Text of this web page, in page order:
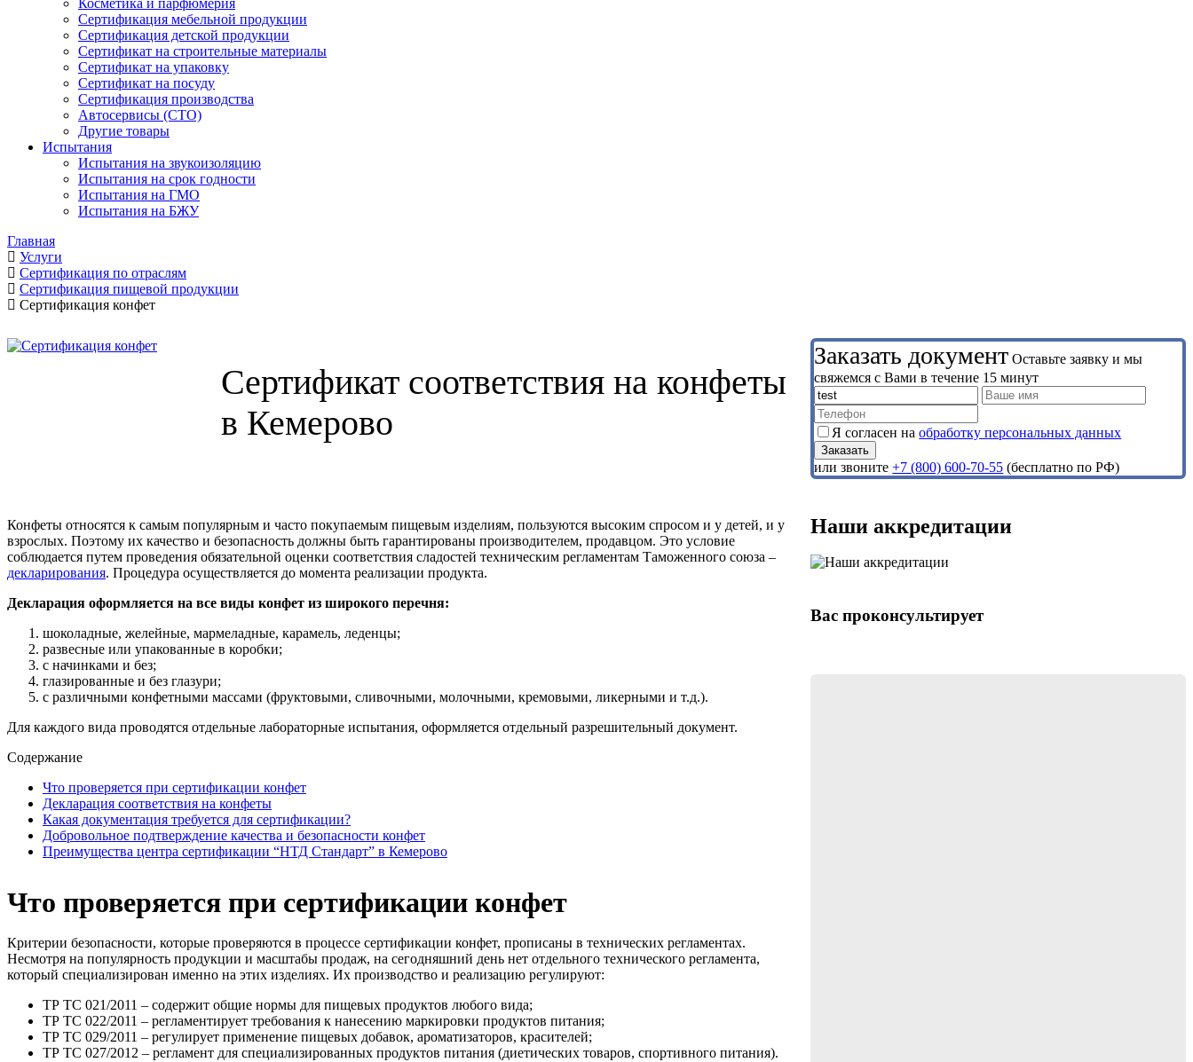
Косметика и парфюмерия
Сертификация мебельной продукции
Сертификация детской продукции
Сертификат на строительные материалы
Сертификат на упаковку
Сертификат на посуду
Сертификация производства
Автосервисы (СТО)
Другие товары
Испытания
Испытания на звукоизоляцию
Испытания на срок годности
Испытания на ГМО
Испытания на БЖУ
Главная
Услуги
Сертификация по отраслям
Сертификация пищевой продукции
Сертификация конфет
Сертификат соответствия на конфеты
в Кемерово
Конфеты относятся к самым популярным и часто покупаемым пищевым изделиям, пользуются высоким спросом и у детей, и у
взрослых. Поэтому их качество и безопасность должны быть гарантированы производителем, продавцом. Это условие
соблюдается путем проведения обязательной оценки соответствия сладостей техническим регламентам Таможенного союза –
декларирования. Процедура осуществляется до момента реализации продукта.
Декларация оформляется на все виды конфет из широкого перечня:
шоколадные, желейные, мармеладные, карамель, леденцы;
развесные или упакованные в коробки;
с начинками и без;
глазированные и без глазури;
с различными конфетными массами (фруктовыми, сливочными, молочными, кремовыми, ликерными и т.д.).
Для каждого вида проводятся отдельные лабораторные испытания, оформляется отдельный разрешительный документ.
Содержание
Что проверяется при сертификации конфет
Декларация соответствия на конфеты
Какая документация требуется для сертификации?
Добровольное подтверждение качества и безопасности конфет
Преимущества центра сертификации “НТД Стандарт” в Кемерово
Что проверяется при сертификации конфет
Критерии безопасности, которые проверяются в процессе сертификации конфет, прописаны в технических регламентах.
Несмотря на популярность продукции и масштабы продаж, на сегодняшний день нет отдельного технического регламента,
который специализирован именно на этих изделиях. Их производство и реализацию регулируют:
ТР ТС 021/2011 – содержит общие нормы для пищевых продуктов любого вида;
ТР ТС 022/2011 – регламентирует требования к нанесению маркировки продуктов питания;
ТР ТС 029/2011 – регулирует применение пищевых добавок, ароматизаторов, красителей;
ТР ТС 027/2012 – регламент для специализированных продуктов питания (диетических товаров, спортивного питания).
Заказать документ Оставьте заявку и мы
свяжемся с Вами в течение 15 минут
Я согласен наобработку персональных данных
или звоните+7 (800) 600-70-55 (бесплатно по РФ)
Наши аккредитации
Вас проконсультирует